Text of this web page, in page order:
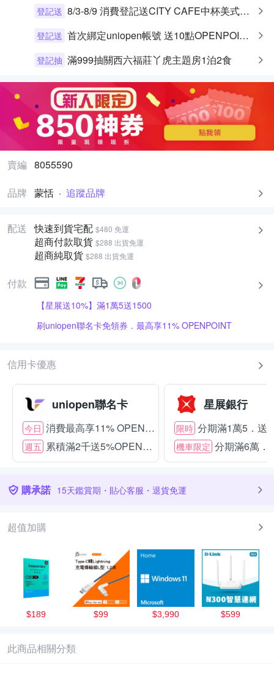
登記送 8/3-8/9 消費登記送CITY CAFE中杯美式乙杯
登記送 首次綁定uniopen帳號 送10點OPENPOINT+統一布丁一個
登記抽 滿999抽關西六福莊丫虎主題房1泊2食
賣編 8055590
品牌 蒙恬 · 追蹤品牌
配送 快速到貨宅配 $480 免運
超商付款取貨 $288 出貨免運
超商純取貨 $288 出貨免運
付款
【星展送10%】滿1萬5送1500
刷uniopen聯名卡免領券．最高享11% OPENPOINT
信用卡優惠
uniopen聯名卡
今日 消費最高享11% OPENPOINT
週五 累積滿2千送5%OPENPOINT
星展銀行
限時 分期滿1萬5．送
機車限定 分期滿6萬．
購承諾 15天鑑賞期・貼心客服・退貨免運
超值加購
$189 $99 $3,990 $599
此商品相關分類